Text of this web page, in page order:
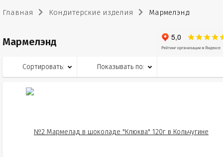
Главная Кондитерские изделия Мармелэнд
Мармелэнд
Сортировать: Показывать по: